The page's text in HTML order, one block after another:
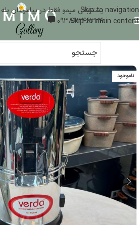
Skip to navigation
Skip to main content
09386346324
ناموجود